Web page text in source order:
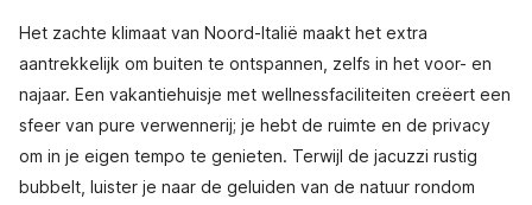
Het zachte klimaat van Noord-Italië maakt het extra
aantrekkelijk om buiten te ontspannen, zelfs in het voor- en
najaar. Een vakantiehuisje met wellnessfaciliteiten creëert een
sfeer van pure verwennerij; je hebt de ruimte en de privacy
om in je eigen tempo te genieten. Terwijl de jacuzzi rustig
bubbelt, luister je naar de geluiden van de natuur rondom